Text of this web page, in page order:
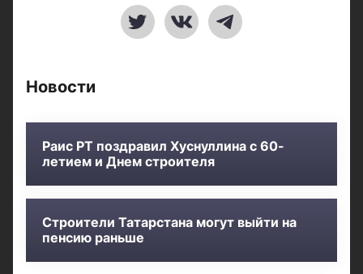
Новости
Раис РТ поздравил Хуснуллина с 60-
летием и Днем строителя
Строители Татарстана могут выйти на
пенсию раньше